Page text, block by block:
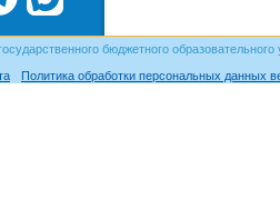
бюджетного
Политика обработки персональных данных